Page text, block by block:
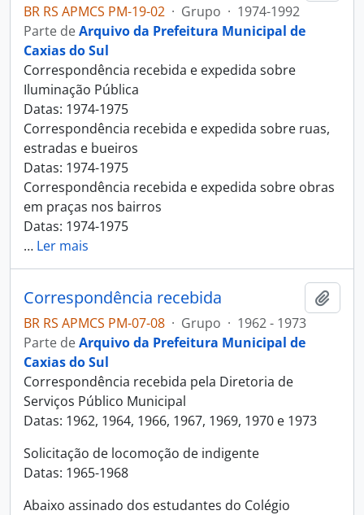
BR RS APMCS PM-19-02 · Grupo · 1974-1992
Parte deArquivo da Prefeitura Municipal de
Caxias do Sul
Correspondência recebida e expedida sobre
Iluminação Pública
Datas: 1974-1975
Correspondência recebida e expedida sobre ruas,
estradas e bueiros
Datas: 1974-1975
Correspondência recebida e expedida sobre obras
em praças nos bairros
Datas: 1974-1975
… Ler mais
Correspondência recebida
BR RS APMCS PM-07-08 · Grupo · 1962 - 1973
Parte deArquivo da Prefeitura Municipal de
Caxias do Sul
Correspondência recebida pela Diretoria de
Serviços Público Municipal
Datas: 1962, 1964, 1966, 1967, 1969, 1970 e 1973
Solicitação de locomoção de indigente
Datas: 1965-1968
Abaixo assinado dos estudantes do Colégio